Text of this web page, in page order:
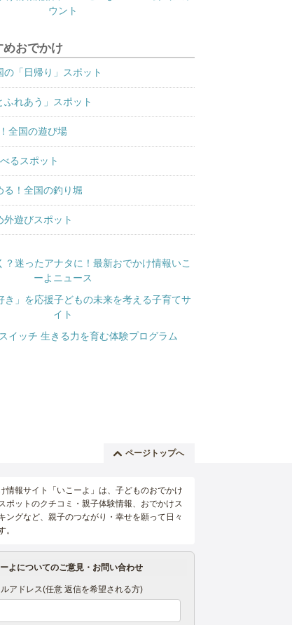
おでかけ
の「日帰り」スポット
ふれあう」スポット
全国の遊び場
るスポット
る！全国の釣り堀
遊びスポット
ページトップへ
情報サイト「いこーよ」は、子どものおでかけ
ポットのクチコミ・親子体験情報、おでかけス
ングなど、親子のつながり・幸せを願って日々
。
よについてのご意見・お問い合わせ
ルアドレス(任意 返信を希望される方)